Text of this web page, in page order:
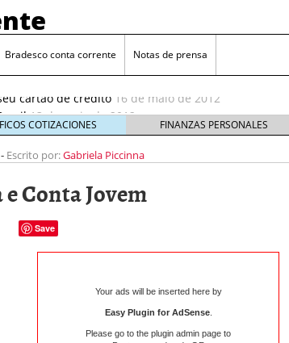
Bradesco conta corrente Notas de prensa
13 de maio de 2012
de 2011
outubro de 2011
COTIZACIONES FINANZAS PERSONALES
- Escrito por:Gabriela Piccinna
Conta Jovem
Save
Your ads will be inserted here by
Easy Plugin for AdSense.
Please go to the plugin admin page to